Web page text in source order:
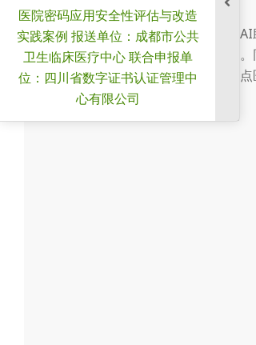
取得的成效：在医疗领域，
率大幅提升，增强患者安全
妇儿也获批相关规沧管理哨点
安全性评估与改造
单位：成都市公共
中心 联合申报单
字证书认证管理中